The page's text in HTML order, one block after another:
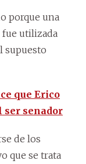
porque una
fue utilizada
supuesto
que Erico
ser senador
de los
que se trata